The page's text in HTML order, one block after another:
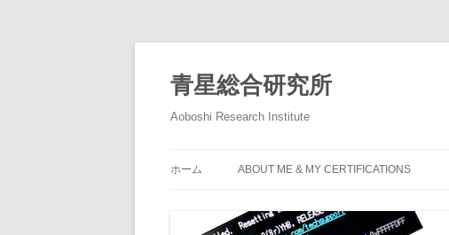
青星総合研究所
Aoboshi Research Institute
ホーム ABOUT ME & MY CERTIFICATIONS